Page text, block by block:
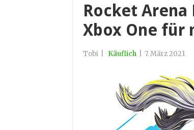
Rocket Arena
Xbox One für
Tobi Käuflich 7. März 2021